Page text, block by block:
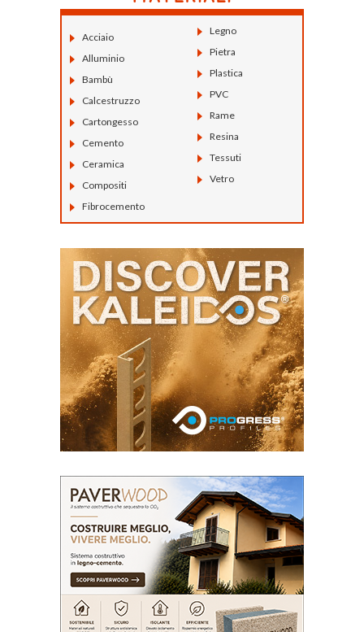
Acciaio
Alluminio
Bambù
Calcestruzzo
Cartongesso
Cemento
Ceramica
Compositi
Fibrocemento
Legno
Pietra
Plastica
PVC
Rame
Resina
Tessuti
Vetro